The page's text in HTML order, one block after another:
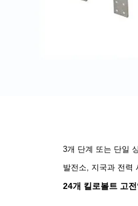
3개 단계 또는 단일
발전소, 지국과 전력
24개 킬로볼트 고